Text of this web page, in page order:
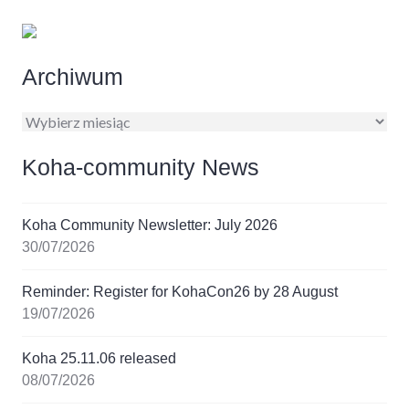
Archiwum
Archiwum
Koha-community News
Koha Community Newsletter: July 2026
30/07/2026
Reminder: Register for KohaCon26 by 28 August
19/07/2026
Koha 25.11.06 released
08/07/2026